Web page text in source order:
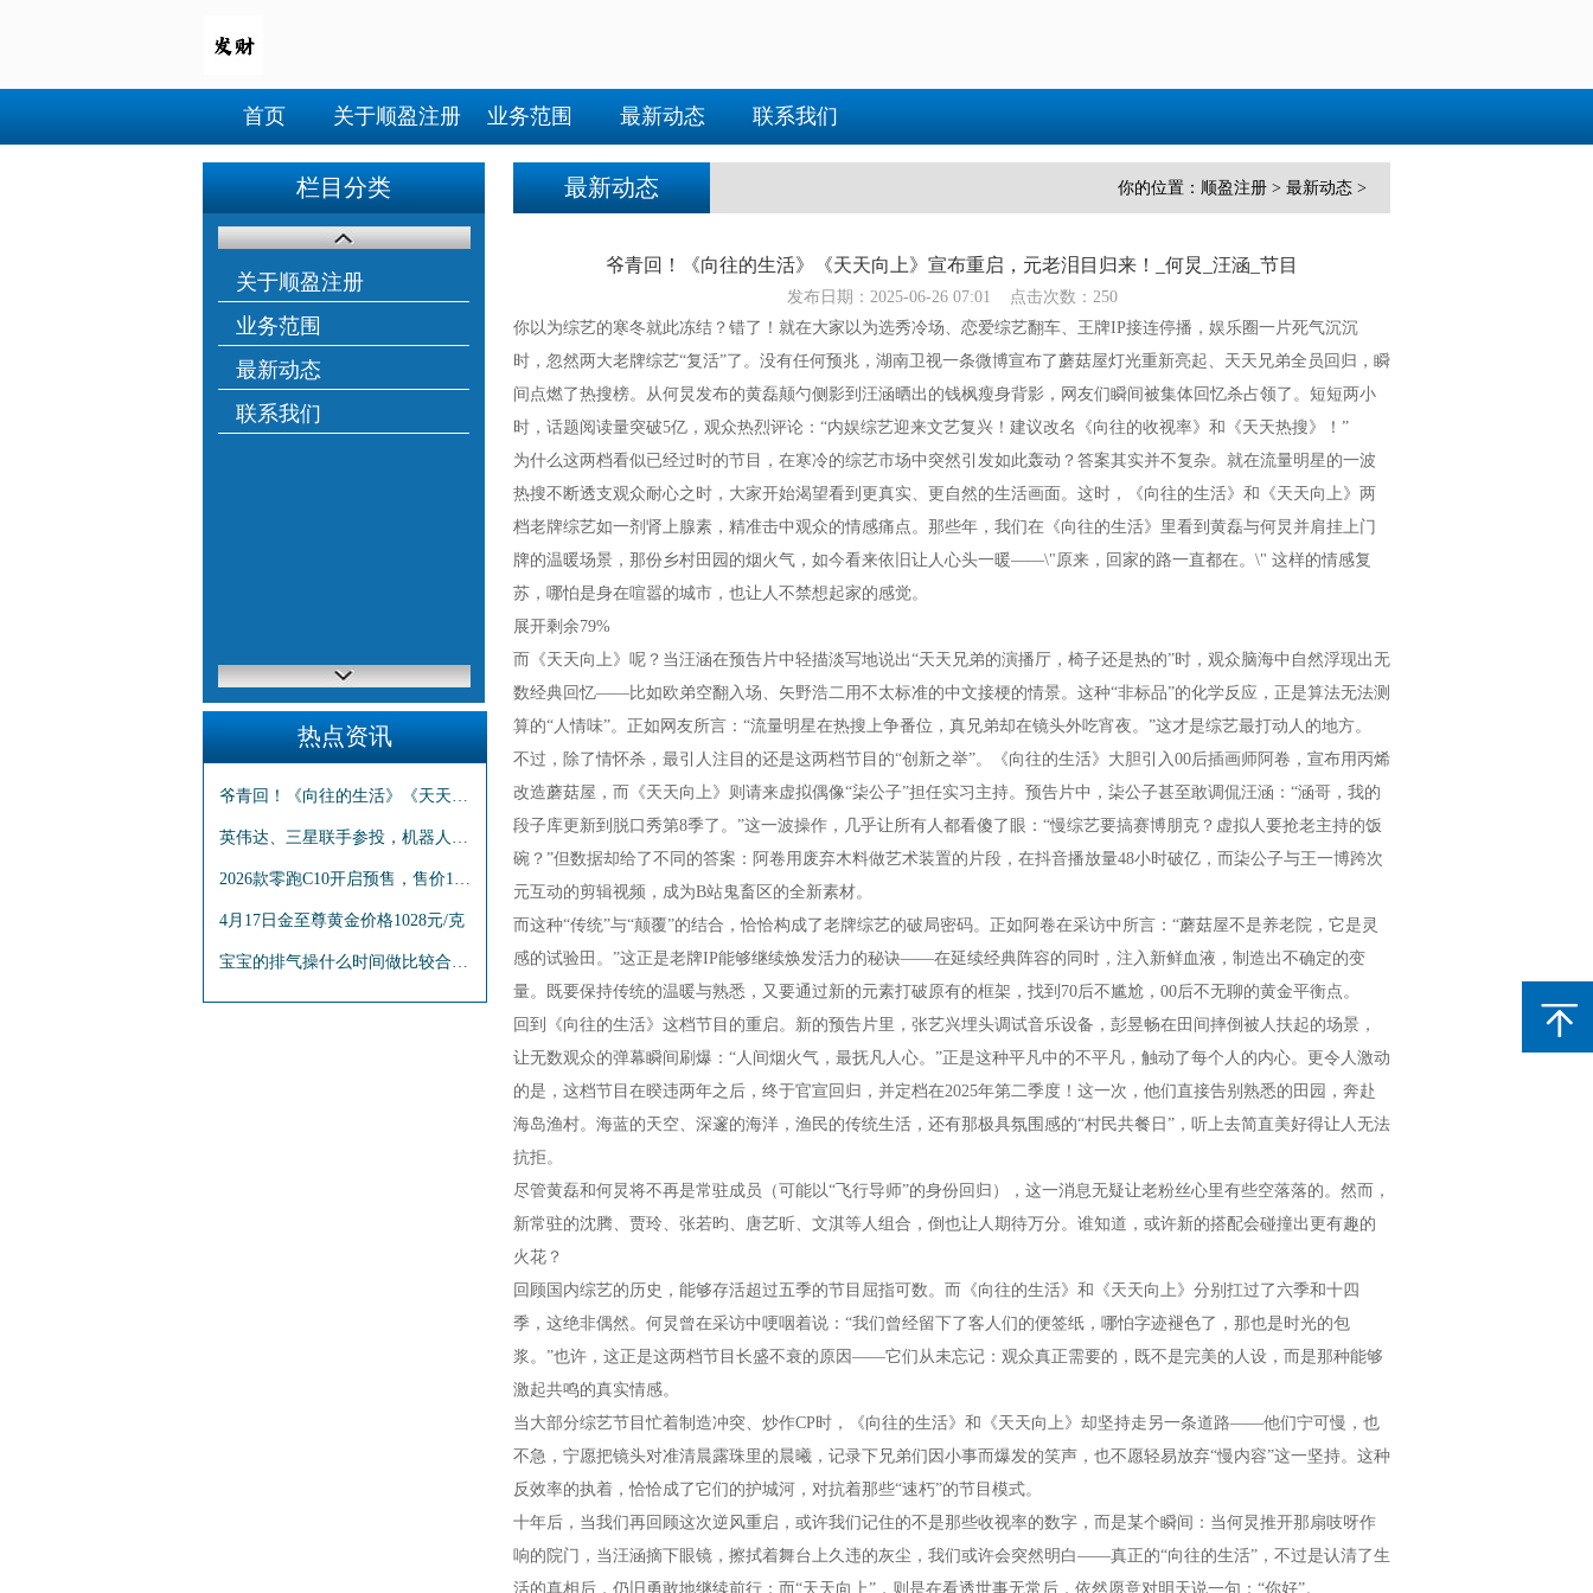
首页 关于顺盈注册 业务范围 最新动态 联系我们
栏目分类
关于顺盈注册
业务范围
最新动态
联系我们
热点资讯
爷青回！《向往的生活》《天天向上》宣布重启，元老泪目归来！_何炅_汪涵_节目
英伟达、三星联手参投，机器人独角兽Skild AI估值达到45亿美元
2026款零跑C10开启预售，售价12.98-14.98万元
4月17日金至尊黄金价格1028元/克
宝宝的排气操什么时间做比较合适呢?
最新动态 你的位置： 顺盈注册 > 最新动态 >
爷青回！《向往的生活》《天天向上》宣布重启，元老泪目归来！_何炅_汪涵_节目
发布日期：2025-06-26 07:01 点击次数：250
你以为综艺的寒冬就此冻结？错了！就在大家以为选秀冷场、恋爱综艺翻车、王牌IP接连停播，娱乐圈一片死气沉沉
时，忽然两大老牌综艺“复活”了。没有任何预兆，湖南卫视一条微博宣布了蘑菇屋灯光重新亮起、天天兄弟全员回归，瞬
间点燃了热搜榜。从何炅发布的黄磊颠勺侧影到汪涵晒出的钱枫瘦身背影，网友们瞬间被集体回忆杀占领了。短短两小
时，话题阅读量突破5亿，观众热烈评论：“内娱综艺迎来文艺复兴！建议改名《向往的收视率》和《天天热搜》！”
为什么这两档看似已经过时的节目，在寒冷的综艺市场中突然引发如此轰动？答案其实并不复杂。就在流量明星的一波
热搜不断透支观众耐心之时，大家开始渴望看到更真实、更自然的生活画面。这时，《向往的生活》和《天天向上》两
档老牌综艺如一剂肾上腺素，精准击中观众的情感痛点。那些年，我们在《向往的生活》里看到黄磊与何炅并肩挂上门
牌的温暖场景，那份乡村田园的烟火气，如今看来依旧让人心头一暖——\"原来，回家的路一直都在。\" 这样的情感复
苏，哪怕是身在喧嚣的城市，也让人不禁想起家的感觉。
展开剩余79%
而《天天向上》呢？当汪涵在预告片中轻描淡写地说出“天天兄弟的演播厅，椅子还是热的”时，观众脑海中自然浮现出无
数经典回忆——比如欧弟空翻入场、矢野浩二用不太标准的中文接梗的情景。这种“非标品”的化学反应，正是算法无法测
算的“人情味”。正如网友所言：“流量明星在热搜上争番位，真兄弟却在镜头外吃宵夜。”这才是综艺最打动人的地方。
不过，除了情怀杀，最引人注目的还是这两档节目的“创新之举”。《向往的生活》大胆引入00后插画师阿卷，宣布用丙烯
改造蘑菇屋，而《天天向上》则请来虚拟偶像“柒公子”担任实习主持。预告片中，柒公子甚至敢调侃汪涵：“涵哥，我的
段子库更新到脱口秀第8季了。”这一波操作，几乎让所有人都看傻了眼：“慢综艺要搞赛博朋克？虚拟人要抢老主持的饭
碗？”但数据却给了不同的答案：阿卷用废弃木料做艺术装置的片段，在抖音播放量48小时破亿，而柒公子与王一博跨次
元互动的剪辑视频，成为B站鬼畜区的全新素材。
而这种“传统”与“颠覆”的结合，恰恰构成了老牌综艺的破局密码。正如阿卷在采访中所言：“蘑菇屋不是养老院，它是灵
感的试验田。”这正是老牌IP能够继续焕发活力的秘诀——在延续经典阵容的同时，注入新鲜血液，制造出不确定的变
量。既要保持传统的温暖与熟悉，又要通过新的元素打破原有的框架，找到70后不尴尬，00后不无聊的黄金平衡点。
回到《向往的生活》这档节目的重启。新的预告片里，张艺兴埋头调试音乐设备，彭昱畅在田间摔倒被人扶起的场景，
让无数观众的弹幕瞬间刷爆：“人间烟火气，最抚凡人心。”正是这种平凡中的不平凡，触动了每个人的内心。更令人激动
的是，这档节目在暌违两年之后，终于官宣回归，并定档在2025年第二季度！这一次，他们直接告别熟悉的田园，奔赴
海岛渔村。海蓝的天空、深邃的海洋，渔民的传统生活，还有那极具氛围感的“村民共餐日”，听上去简直美好得让人无法
抗拒。
尽管黄磊和何炅将不再是常驻成员（可能以“飞行导师”的身份回归），这一消息无疑让老粉丝心里有些空落落的。然而，
新常驻的沈腾、贾玲、张若昀、唐艺昕、文淇等人组合，倒也让人期待万分。谁知道，或许新的搭配会碰撞出更有趣的
火花？
回顾国内综艺的历史，能够存活超过五季的节目屈指可数。而《向往的生活》和《天天向上》分别扛过了六季和十四
季，这绝非偶然。何炅曾在采访中哽咽着说：“我们曾经留下了客人们的便签纸，哪怕字迹褪色了，那也是时光的包
浆。”也许，这正是这两档节目长盛不衰的原因——它们从未忘记：观众真正需要的，既不是完美的人设，而是那种能够
激起共鸣的真实情感。
当大部分综艺节目忙着制造冲突、炒作CP时，《向往的生活》和《天天向上》却坚持走另一条道路——他们宁可慢，也
不急，宁愿把镜头对准清晨露珠里的晨曦，记录下兄弟们因小事而爆发的笑声，也不愿轻易放弃“慢内容”这一坚持。这种
反效率的执着，恰恰成了它们的护城河，对抗着那些“速朽”的节目模式。
十年后，当我们再回顾这次逆风重启，或许我们记住的不是那些收视率的数字，而是某个瞬间：当何炅推开那扇吱呀作
响的院门，当汪涵摘下眼镜，擦拭着舞台上久违的灰尘，我们或许会突然明白——真正的“向往的生活”，不过是认清了生
活的真相后，仍旧勇敢地继续前行；而“天天向上”，则是在看透世事无常后，依然愿意对明天说一句：“你好”。